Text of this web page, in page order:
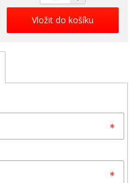
Vložit do košíku